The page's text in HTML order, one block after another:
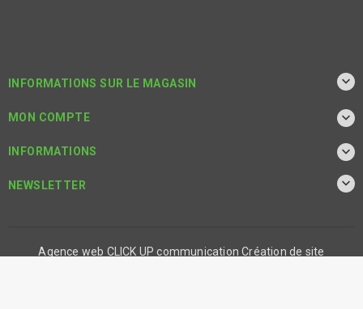
INFORMATIONS SUR LE MAGASIN 
MON COMPTE 
INFORMATIONS 
NEWSLETTER 
Agence web CLICK UP communication Création de site